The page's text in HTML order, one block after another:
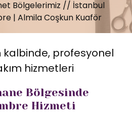
Bölgelerimiz // İstanbul
| Almila Coşkun Kuaför
kalbinde, profesyonel
hizmetleri
Bölgesinde
Hizmeti